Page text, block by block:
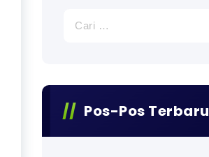
untuk:
Pos-Pos Terbaru